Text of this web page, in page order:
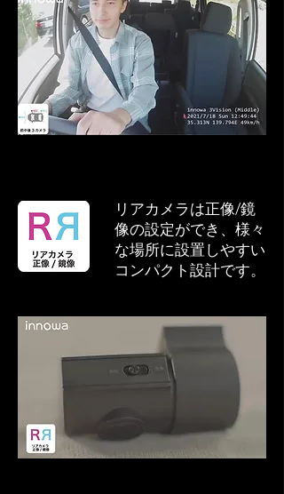
リアカメラは正像/鏡
像の設定ができ、様々
な場所に設置しやすい
コンパクト設計です。